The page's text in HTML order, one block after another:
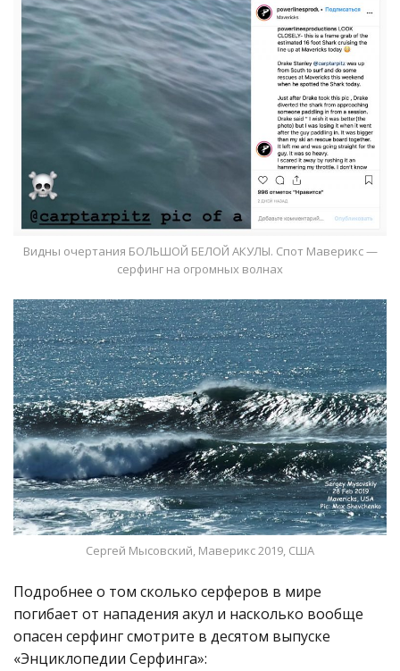
Видны очертания БОЛЬШОЙ БЕЛОЙ АКУЛЫ. Спот Маверикс —
серфинг на огромных волнах
Сергей Мысовский, Маверикс 2019, США
Подробнее о том сколько серферов в мире
погибает от нападения акул и насколько вообще
опасен серфинг смотрите в десятом выпуске
«Энциклопедии Серфинга»: